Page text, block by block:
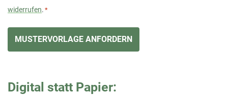
widerrufen. *
Digital statt Papier: